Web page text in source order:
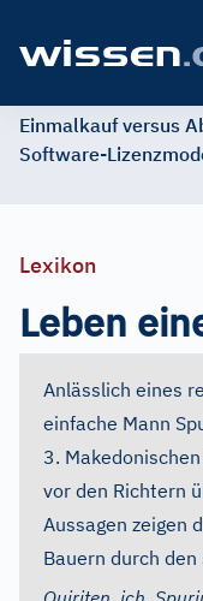
Einmalkauf versus
Software-
Lexikon
Leben
Anlässlich eines
einfache Mann
3.
vor den Richtern
Aussagen zeigen
Bauern durch